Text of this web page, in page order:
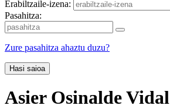
Erabiltzaile-izena:
Pasahitza:
Zure pasahitza ahaztu duzu?
Hasi saioa
Asier Osinalde Vidal